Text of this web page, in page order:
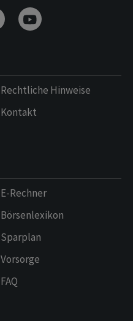
Rechtliche Hinweise
Kontakt
E-Rechner
Börsenlexikon
Sparplan
Vorsorge
FAQ